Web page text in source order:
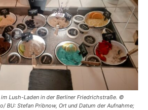
Lush-Laden in der Berliner Friedrichstraße. ©
BU: Stefan Pribnow, Ort und Datum der Aufnahme;